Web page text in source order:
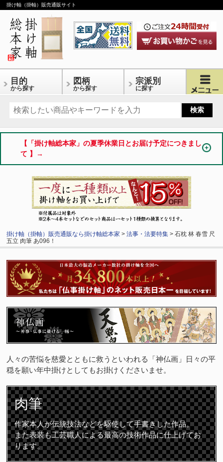
掛け軸（掛軸）販売通販サイト
目的
から探す
図柄
から探す
宗派別
に探す
【「掛け軸総本家」の夏季休業日とお届け予定につきまし
て 】→
掛け軸（掛軸）販売通販なら掛け軸総本家 >法事・法要特集 > 石枕 林 春雪 尺
五立 肉筆 あ096！
人々の苦悩を慈愛とともに救うといわれる「神仏画」日々の平
穏を願い年中掛けとしてもお掛けくださいませ。
肉筆
作家本人が伝統技法などを駆使して手書きした作品。
また表装も工芸職人による最高の技術作品に仕上げてお
ります。